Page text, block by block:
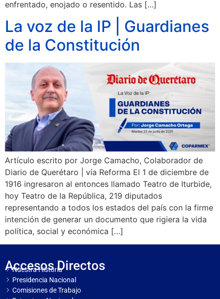
enfrentado, enojado o resentido. Las […]
La voz de la IP | Guardianes
de la Constitución
Artículo escrito por Jorge Camacho, Colaborador de
Diario de Querétaro | vía Reforma El 1 de diciembre de
1916 ingresaron al entonces llamado Teatro de Iturbide,
hoy Teatro de la República, 219 diputados
representando a todos los estados del país con la firme
intención de generar un documento que rigiera la vida
política, social y económica […]
Accesos Directos
Nuestra Historia
Presidencia Nacional
Comisiones de Trabajo